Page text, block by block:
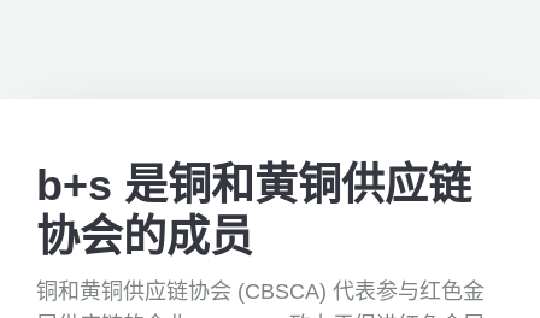
b+s 是铜和黄铜供应链
协会的成员
铜和黄铜供应链协会 (CBSCA) 代表参与红色金